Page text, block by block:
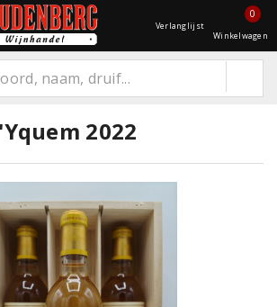
Verlanglijst
0
Winkelwagen
2022